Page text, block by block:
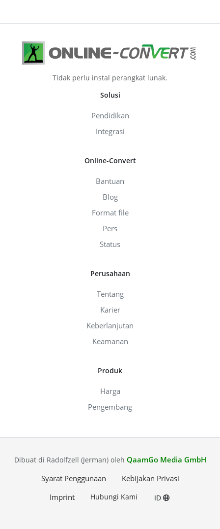
Tidak perlu instal perangkat lunak.
Solusi
Pendidikan
Integrasi
Online-Convert
Bantuan
Blog
Format file
Pers
Status
Perusahaan
Tentang
Karier
Keberlanjutan
Keamanan
Produk
Harga
Pengembang
Dibuat di Radolfzell (Jerman) oleh QaamGo Media GmbH
Syarat Penggunaan
Kebijakan Privasi
Imprint
Hubungi Kami ID